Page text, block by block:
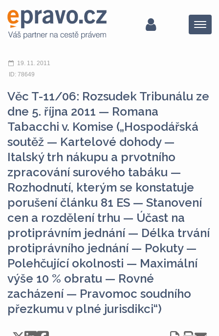
Menu
19. 11. 2011
ID: 78649
Věc T-11/06: Rozsudek Tribunálu ze
dne 5. října 2011 — Romana
Tabacchi v. Komise („Hospodářská
soutěž — Kartelové dohody —
Italský trh nákupu a prvotního
zpracování surového tabáku —
Rozhodnutí, kterým se konstatuje
porušení článku 81 ES — Stanovení
cen a rozdělení trhu — Účast na
protiprávním jednání — Délka trvání
protiprávního jednání — Pokuty —
Polehčující okolnosti — Maximální
výše 10 % obratu — Rovné
zacházení — Pravomoc soudního
přezkumu v plné jurisdikci“)